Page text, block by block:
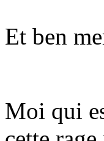
Et ben
Moi qui